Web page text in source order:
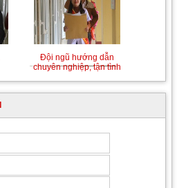
Đội ngũ hướng dẫn
chuyên nghiệp, tận tình